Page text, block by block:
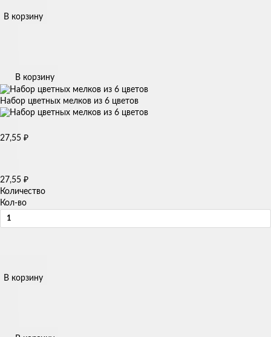
В корзину
В корзину
Набор цветных мелков из 6 цветов
27,55 ₽
27,55 ₽
Количество
Кол-во
В корзину